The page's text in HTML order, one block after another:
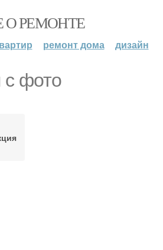
О РЕМОНТЕ
ремонт дома дизайн
с фото